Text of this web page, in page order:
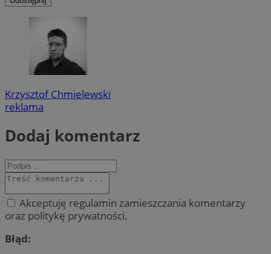
Krzysztof Chmielewski
reklama
Dodaj komentarz
Akceptuję regulamin zamieszczania komentarzy
oraz politykę prywatności.
Błąd: